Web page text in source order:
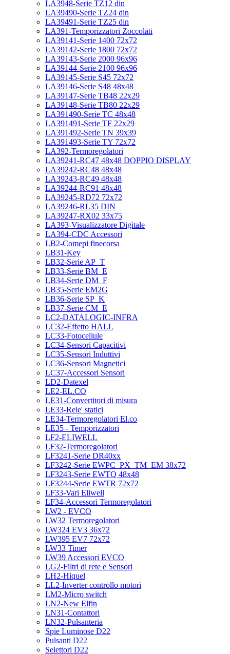
LA3948-Serie TZ12 din
LA39490-Serie TZ24 din
LA39491-Serie TZ25 din
LA391-Temporizzatori Zoccolati
LA39141-Serie 1400 72x72
LA39142-Serie 1800 72x72
LA39143-Serie 2000 96x96
LA39144-Serie 2100 96x96
LA39145-Serie S45 72x72
LA39146-Serie S48 48x48
LA39147-Serie TB48 22x29
LA39148-Serie TB80 22x29
LA391490-Serie TC 48x48
LA391491-Serie TF 22x29
LA391492-Serie TN 39x39
LA391493-Serie TY 72x72
LA392-Termoregolatori
LA39241-RC47 48x48 DOPPIO DISPLAY
LA39242-RC48 48x48
LA39243-RC49 48x48
LA39244-RC91 48x48
LA39245-RD72 72x72
LA39246-RL35 DIN
LA39247-RX02 33x75
LA393-Visualizzatore Digitale
LA394-CDC Accessori
LB2-Comepi finecorsa
LB31-Key
LB32-Serie AP_T
LB33-Serie BM_E
LB34-Serie DM_F
LB35-Serie EM2G
LB36-Serie SP_K
LB37-Serie CM_E
LC2-DATALOGIC-INFRA
LC32-Effetto HALL
LC33-Fotocellule
LC34-Sensori Capacitivi
LC35-Sensori Induttivi
LC36-Sensori Magnetici
LC37-Accessori Sensori
LD2-Datexel
LE2-EL.CO
LE31-Convertitori di misura
LE33-Rele' statici
LE34-Termoregolatori El.co
LE35 - Temporizzatori
LF2-ELIWELL
LF32-Termoregolatori
LF3241-Serie DR40xx
LF3242-Serie EWPC_PX_TM_EM 38x72
LF3243-Serie EWTQ 48x48
LF3244-Serie EWTR 72x72
LF33-Vari Eliwell
LF34-Accessori Termoregolatori
LW2 - EVCO
LW32 Termoregolatori
LW324 EV3 36x72
LW395 EV7 72x72
LW33 Timer
LW39 Accessori EVCO
LG2-Filtri di rete e Sensori
LH2-Hiquel
LL2-Inverter controllo motori
LM2-Micro switch
LN2-New Elfin
LN31-Contattori
LN32-Pulsanteria
Spie Luminose D22
Pulsanti D22
Selettori D22